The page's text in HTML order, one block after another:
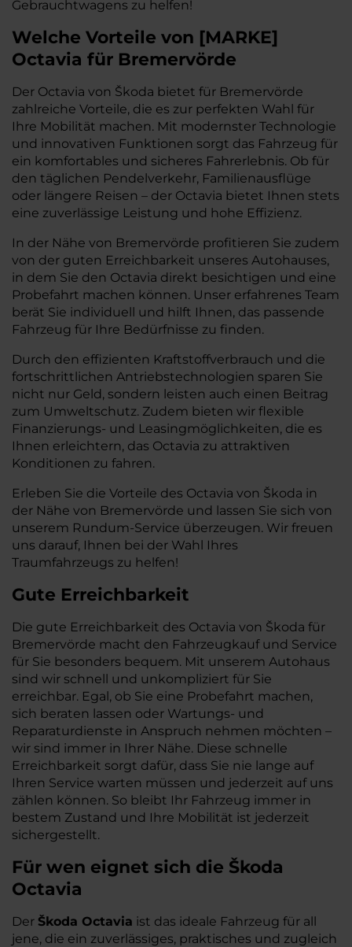
Gebrauchtwagens zu helfen!
Welche Vorteile von [MARKE]
Octavia für Bremervörde
Der Octavia von Škoda bietet für Bremervörde
zahlreiche Vorteile, die es zur perfekten Wahl für
Ihre Mobilität machen. Mit modernster Technologie
und innovativen Funktionen sorgt das Fahrzeug für
ein komfortables und sicheres Fahrerlebnis. Ob für
den täglichen Pendelverkehr, Familienausflüge
oder längere Reisen – der Octavia bietet Ihnen stets
eine zuverlässige Leistung und hohe Effizienz.
In der Nähe von Bremervörde profitieren Sie zudem
von der guten Erreichbarkeit unseres Autohauses,
in dem Sie den Octavia direkt besichtigen und eine
Probefahrt machen können. Unser erfahrenes Team
berät Sie individuell und hilft Ihnen, das passende
Fahrzeug für Ihre Bedürfnisse zu finden.
Durch den effizienten Kraftstoffverbrauch und die
fortschrittlichen Antriebstechnologien sparen Sie
nicht nur Geld, sondern leisten auch einen Beitrag
zum Umweltschutz. Zudem bieten wir flexible
Finanzierungs- und Leasingmöglichkeiten, die es
Ihnen erleichtern, das Octavia zu attraktiven
Konditionen zu fahren.
Erleben Sie die Vorteile des Octavia von Škoda in
der Nähe von Bremervörde und lassen Sie sich von
unserem Rundum-Service überzeugen. Wir freuen
uns darauf, Ihnen bei der Wahl Ihres
Traumfahrzeugs zu helfen!
Gute Erreichbarkeit
Die gute Erreichbarkeit des Octavia von Škoda für
Bremervörde macht den Fahrzeugkauf und Service
für Sie besonders bequem. Mit unserem Autohaus
sind wir schnell und unkompliziert für Sie
erreichbar. Egal, ob Sie eine Probefahrt machen,
sich beraten lassen oder Wartungs- und
Reparaturdienste in Anspruch nehmen möchten –
wir sind immer in Ihrer Nähe. Diese schnelle
Erreichbarkeit sorgt dafür, dass Sie nie lange auf
Ihren Service warten müssen und jederzeit auf uns
zählen können. So bleibt Ihr Fahrzeug immer in
bestem Zustand und Ihre Mobilität ist jederzeit
sichergestellt.
Für wen eignet sich die Škoda
Octavia
Der Škoda Octavia ist das ideale Fahrzeug für all
jene, die ein zuverlässiges, praktisches und zugleich